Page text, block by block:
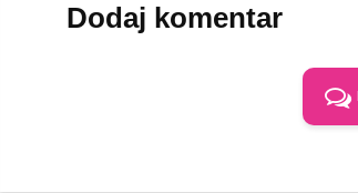
Dodaj komentar